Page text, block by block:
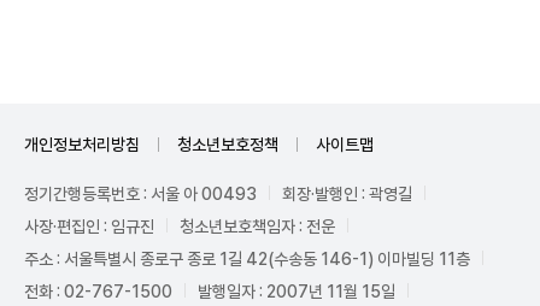
개인정보처리방침 청소년보호정책 사이트맵
정기간행등록번호 : 서울 아 00493
회장·발행인 : 곽영길
사장·편집인 : 임규진
청소년보호책임자 : 전운
주소 : 서울특별시 종로구 종로 1길 42(수송동 146-1) 이마빌딩 11층
전화 : 02-767-1500
발행일자 : 2007년 11월 15일